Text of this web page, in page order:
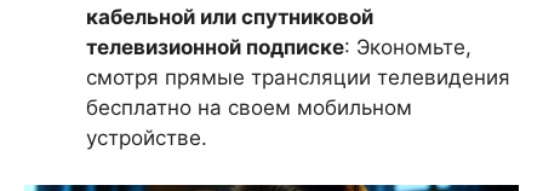
кабельной или спутниковой
телевизионной подписке: Экономьте,
смотря прямые трансляции телевидения
бесплатно на своем мобильном
устройстве.